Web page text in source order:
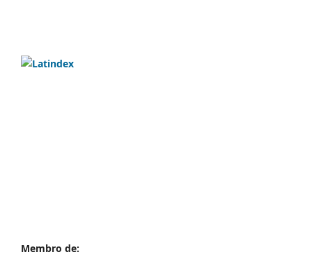
Membro de: